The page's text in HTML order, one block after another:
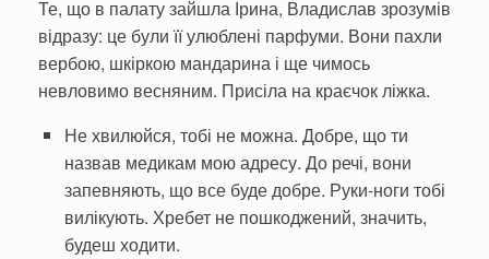
Те, що в палату зайшла Іри­на, Владислав зрозумів
відразу: це були її улюблені парфуми. Вони пахли
вербою, шкіркою мандарина і ще чимось
невловимо весняним. Присіла на краєчок ліжка.
Не хвилюйся, тобі не можна. Добре, що ти
назвав медикам мою адресу. До речі, вони
запев­няють, що все буде добре. Руки-ноги тобі
вилікують. Хребет не пошкоджений, значить,
будеш ходити.